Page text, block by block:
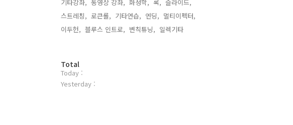
기타강좌, 동영상 강좌, 화성학, 록, 슬라이드,
스트레칭, 로큰롤, 기타연습, 엔딩, 멀티이펙터,
이두헌, 블루스 인트로, 변칙튜닝, 일렉기타,
방
문
자
Total
Today :
Yesterday :